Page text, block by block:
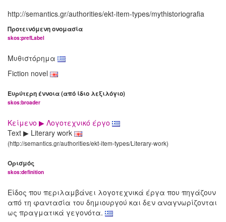
http://semantics.gr/authorities/ekt-item-types/mythistoriografia
Προτεινόμενη ονομασία
skos:prefLabel
Μυθιστόρημα
Fiction novel
Ευρύτερη έννοια (από ίδιο λεξιλόγιο)
skos:broader
Κείμενο ▶ Λογοτεχνικό έργο
Text ▶ Literary work
(http://semantics.gr/authorities/ekt-item-types/Literary-work)
Ορισμός
skos:definition
Είδος που περιλαμβάνει λογοτεχνικά έργα που πηγάζουν
από τη φαντασία του δημιουργού και δεν αναγνωρίζονται
ως πραγματικά γεγονότα.